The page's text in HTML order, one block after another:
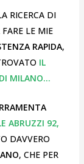
RICERCA DI
FARE LE MIE
RAPIDA,
IL
MILANO…
ABRUZZI 92,
DAVVERO
, CHE PER